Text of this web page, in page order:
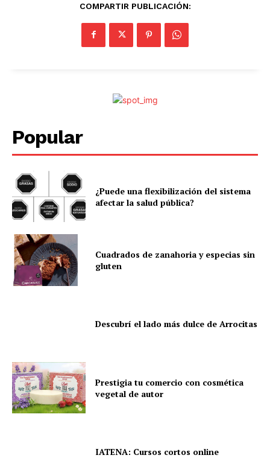
COMPARTIR PUBLICACIÓN:
Popular
¿Puede una flexibilización del sistema
afectar la salud pública?
Cuadrados de zanahoria y especias sin
gluten
Descubrí el lado más dulce de Arrocitas
Prestigia tu comercio con cosmética
vegetal de autor
IATENA: Cursos cortos online